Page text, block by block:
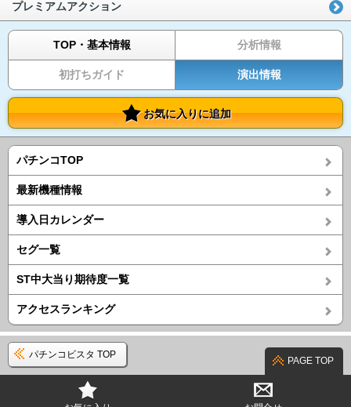
プレミアムアクション
TOP・基本情報 分析情報
初打ちガイド 演出情報
お気に入りに追加
パチンコTOP
最新機種情報
導入日カレンダー
セグ一覧
ST中大当り期待度一覧
アクセスランキング
パチンコビスタ TOP
PAGE TOP